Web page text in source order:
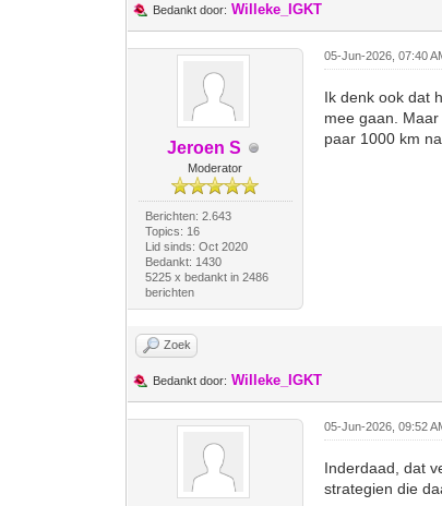
Bedankt door: Willeke_IGKT
Jeroen S
Moderator
Berichten: 2.643
Topics: 16
Lid sinds: Oct 2020
Bedankt: 1430
5225 x bedankt in 2486
berichten
05-Jun-2026, 07:40
Ik denk ook dat
mee gaan.
paar 1000 km
Zoek
Bedankt door: Willeke_IGKT
05-Jun-2026, 09:52
Inderdaad, dat
strategien die